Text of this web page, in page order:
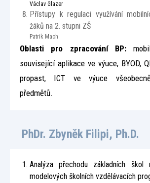
Václav Glazer
Přístupy k regulaci využívání
žáků na 2. stupni ZŠ
Patrik Mach
Oblasti pro zpracování BP:
související aplikace ve výuce, BYOD,
propast, ICT ve výuce
předmětů.
PhDr. Zbyněk Filipi, Ph.D.
Analýza přechodu základních škol
modelových školních vzdělávacích